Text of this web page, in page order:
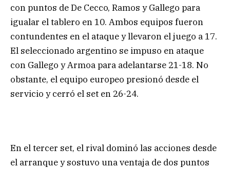
con puntos de De Cecco, Ramos y Gallego para
igualar el tablero en 10. Ambos equipos fueron
contundentes en el ataque y llevaron el juego a 17.
El seleccionado argentino se impuso en ataque
con Gallego y Armoa para adelantarse 21-18. No
obstante, el equipo europeo presionó desde el
servicio y cerró el set en 26-24.
En el tercer set, el rival dominó las acciones desde
el arranque y sostuvo una ventaja de dos puntos